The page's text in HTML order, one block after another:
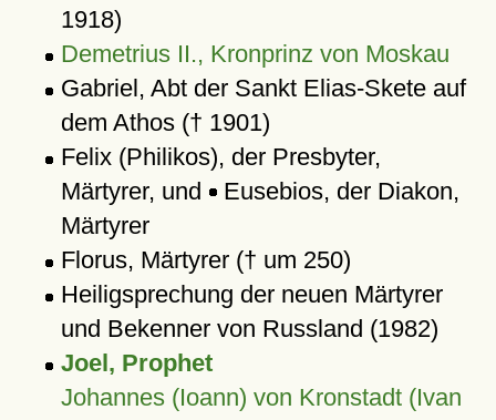
1918)
Demetrius II., Kronprinz von Moskau
Gabriel, Abt der Sankt Elias-Skete auf
dem Athos († 1901)
Felix (Philikos), der Presbyter,
Märtyrer, und Eusebios, der Diakon,
Märtyrer
Florus, Märtyrer († um 250)
Heiligsprechung der neuen Märtyrer
und Bekenner von Russland (1982)
Joel, Prophet
Johannes (Ioann) von Kronstadt (Ivan